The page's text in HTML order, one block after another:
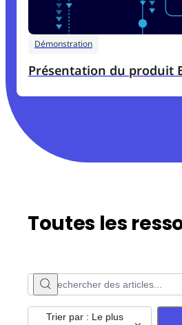
Démonstration
Présentation du produit
Toutes les
Trier par : Le plus